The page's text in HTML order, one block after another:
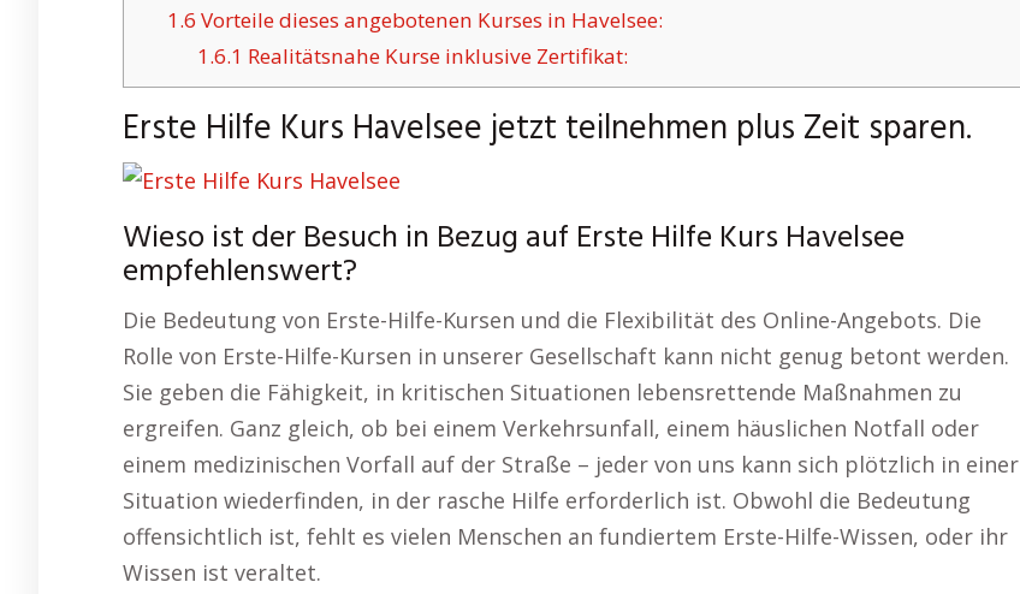
1.6 Vorteile dieses angebotenen Kurses in Havelsee:
1.6.1 Realitätsnahe Kurse inklusive Zertifikat:
Erste Hilfe Kurs Havelsee jetzt teilnehmen plus Zeit sparen.
Wieso ist der Besuch in Bezug auf Erste Hilfe Kurs Havelsee
empfehlenswert?
Die Bedeutung von Erste-Hilfe-Kursen und die Flexibilität des Online-Angebots. Die
Rolle von Erste-Hilfe-Kursen in unserer Gesellschaft kann nicht genug betont werden.
Sie geben die Fähigkeit, in kritischen Situationen lebensrettende Maßnahmen zu
ergreifen. Ganz gleich, ob bei einem Verkehrsunfall, einem häuslichen Notfall oder
einem medizinischen Vorfall auf der Straße – jeder von uns kann sich plötzlich in einer
Situation wiederfinden, in der rasche Hilfe erforderlich ist. Obwohl die Bedeutung
offensichtlich ist, fehlt es vielen Menschen an fundiertem Erste-Hilfe-Wissen, oder ihr
Wissen ist veraltet.